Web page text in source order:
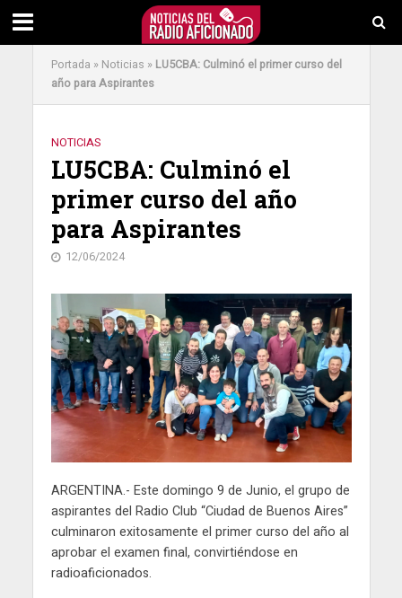
Portada » Noticias » LU5CBA: Culminó el primer curso del
año para Aspirantes
NOTICIAS
LU5CBA: Culminó el
primer curso del año
para Aspirantes
12/06/2024
ARGENTINA.- Este domingo 9 de Junio, el grupo de
aspirantes del Radio Club “Ciudad de Buenos Aires”
culminaron exitosamente el primer curso del año al
aprobar el examen final, convirtiéndose en
radioaficionados.